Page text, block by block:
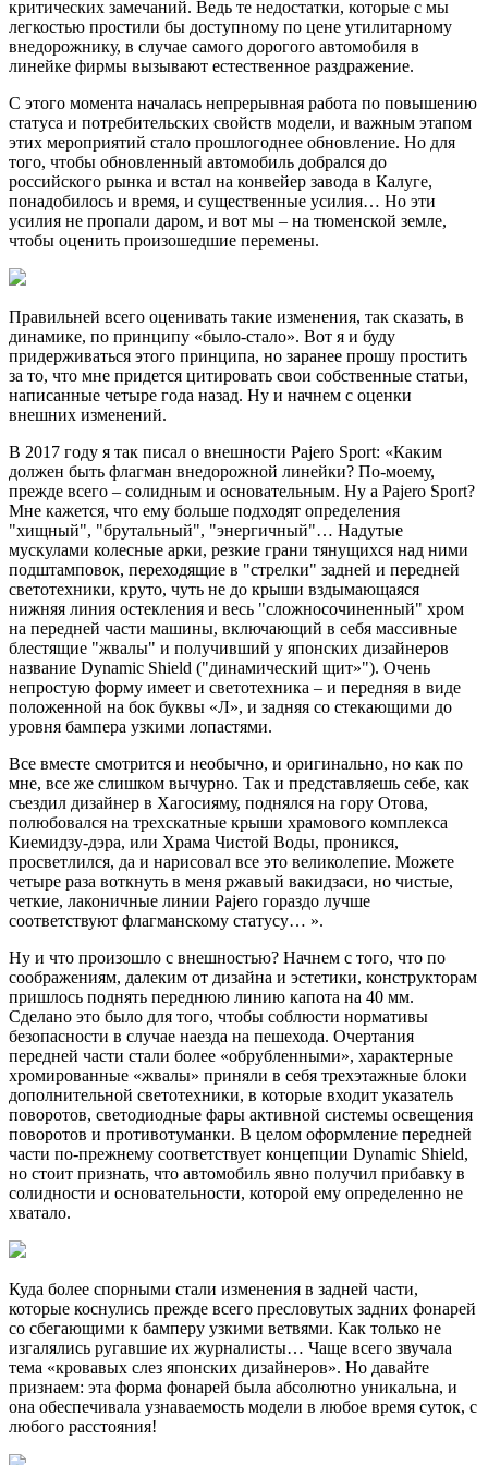
критических замечаний. Ведь те недостатки, которые с мы
легкостью простили бы доступному по цене утилитарному
внедорожнику, в случае самого дорогого автомобиля в
линейке фирмы вызывают естественное раздражение.
С этого момента началась непрерывная работа по повышению
статуса и потребительских свойств модели, и важным этапом
этих мероприятий стало прошлогоднее обновление. Но для
того, чтобы обновленный автомобиль добрался до
российского рынка и встал на конвейер завода в Калуге,
понадобилось и время, и существенные усилия… Но эти
усилия не пропали даром, и вот мы – на тюменской земле,
чтобы оценить произошедшие перемены.
Правильней всего оценивать такие изменения, так сказать, в
динамике, по принципу «было-стало». Вот я и буду
придерживаться этого принципа, но заранее прошу простить
за то, что мне придется цитировать свои собственные статьи,
написанные четыре года назад. Ну и начнем с оценки
внешних изменений.
В 2017 году я так писал о внешности Pajero Sport: «Каким
должен быть флагман внедорожной линейки? По-моему,
прежде всего – солидным и основательным. Ну а Pajero Sport?
Мне кажется, что ему больше подходят определения
"хищный", "брутальный", "энергичный"… Надутые
мускулами колесные арки, резкие грани тянущихся над ними
подштамповок, переходящие в "стрелки" задней и передней
светотехники, круто, чуть не до крыши вздымающаяся
нижняя линия остекления и весь "сложносочиненный" хром
на передней части машины, включающий в себя массивные
блестящие "жвалы" и получивший у японских дизайнеров
название Dynamic Shield ("динамический щит»"). Очень
непростую форму имеет и светотехника – и передняя в виде
положенной на бок буквы «Л», и задняя со стекающими до
уровня бампера узкими лопастями.
Все вместе смотрится и необычно, и оригинально, но как по
мне, все же слишком вычурно. Так и представляешь себе, как
съездил дизайнер в Хагосияму, поднялся на гору Отова,
полюбовался на трехскатные крыши храмового комплекса
Киемидзу-дэра, или Храма Чистой Воды, проникся,
просветлился, да и нарисовал все это великолепие. Можете
четыре раза воткнуть в меня ржавый вакидзаси, но чистые,
четкие, лаконичные линии Pajero гораздо лучше
соответствуют флагманскому статусу… ».
Ну и что произошло с внешностью? Начнем с того, что по
соображениям, далеким от дизайна и эстетики, конструкторам
пришлось поднять переднюю линию капота на 40 мм.
Сделано это было для того, чтобы соблюсти нормативы
безопасности в случае наезда на пешехода. Очертания
передней части стали более «обрубленными», характерные
хромированные «жвалы» приняли в себя трехэтажные блоки
дополнительной светотехники, в которые входит указатель
поворотов, светодиодные фары активной системы освещения
поворотов и противотуманки. В целом оформление передней
части по-прежнему соответствует концепции Dynamic Shield,
но стоит признать, что автомобиль явно получил прибавку в
солидности и основательности, которой ему определенно не
хватало.
Куда более спорными стали изменения в задней части,
которые коснулись прежде всего пресловутых задних фонарей
со сбегающими к бамперу узкими ветвями. Как только не
изгалялись ругавшие их журналисты… Чаще всего звучала
тема «кровавых слез японских дизайнеров». Но давайте
признаем: эта форма фонарей была абсолютно уникальна, и
она обеспечивала узнаваемость модели в любое время суток, с
любого расстояния!